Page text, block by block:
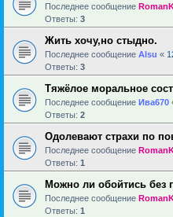
Последнее сообщение
Ответы: 3
Жить хочу,но стыдно.
Последнее сообщение Alsu «
Ответы: 3
Тяжёлое моральное
Последнее сообщение Ива670
Ответы: 2
Одолевают страхи по
Последнее сообщение
Ответы: 1
Можно ли обойтись без
Последнее сообщение
Ответы: 1